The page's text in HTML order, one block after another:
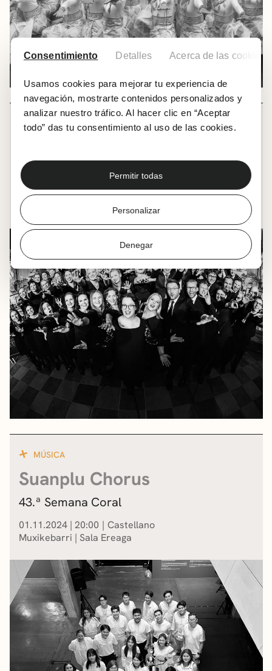
Consentimiento Detalles Acerca de las cookies
Usamos cookies para mejorar tu experiencia de
navegación, mostrarte contenidos personalizados y
analizar nuestro tráfico. Al hacer clic en “Aceptar
todo” das tu consentimiento al uso de las cookies.
Permitir todas
Personalizar
Denegar
MÚSICA
43.ª Semana Coral
31.10.2024|20:00
Castellano
Muxikebarri
MÚSICA
Suanplu Chorus
43.ª Semana Coral
01.11.2024 | 20:00
Castellano
Muxikebarri | Sala Ereaga